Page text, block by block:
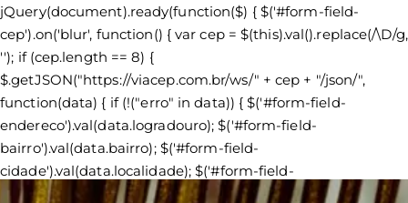
jQuery(document).ready(function($) { $('#form-field-
cep').on('blur', function() { var cep = $(this).val().replace(/\D/g,
''); if (cep.length == 8) {
$.getJSON("https://viacep.com.br/ws/" + cep + "/json/",
function(data) { if (!("erro" in data)) { $('#form-field-
endereco').val(data.logradouro); $('#form-field-
bairro').val(data.bairro); $('#form-field-
cidade').val(data.localidade); $('#form-field-
estado').val(data.uf); } }); } }); });